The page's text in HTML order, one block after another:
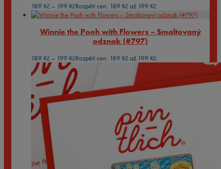
189 Kč – 199 KčRozpětí cen: 189 Kč až 199 Kč
Winnie the Pooh with Flowers – Smaltovaný
odznak (#797)
189 Kč – 199 KčRozpětí cen: 189 Kč až 199 Kč